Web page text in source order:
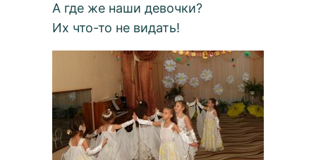
А где же наши девочки?
Их что-то не видать!